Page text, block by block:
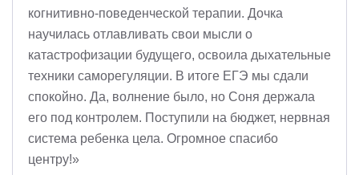
когнитивно-поведенческой терапии. Дочка
научилась отлавливать свои мысли о
катастрофизации будущего, освоила дыхательные
техники саморегуляции. В итоге ЕГЭ мы сдали
спокойно. Да, волнение было, но Соня держала
его под контролем. Поступили на бюджет, нервная
система ребенка цела. Огромное спасибо
центру!»